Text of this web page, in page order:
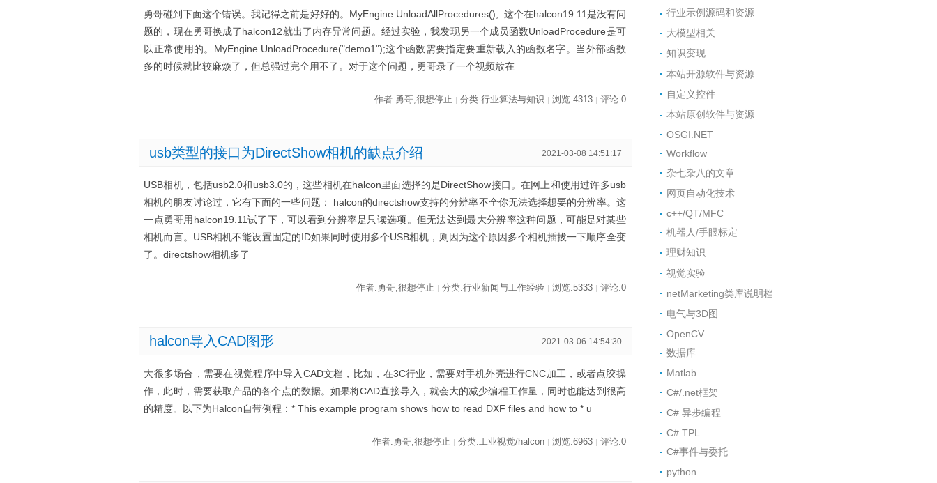
勇哥碰到下面这个错误。我记得之前是好好的。MyEngine.UnloadAllProcedures(); 这个在halcon19.11是没有问
题的，现在勇哥换成了halcon12就出了内存异常问题。经过实验，我发现另一个成员函数UnloadProcedure是可
以正常使用的。MyEngine.UnloadProcedure("demo1");这个函数需要指定要重新载入的函数名字。当外部函数
多的时候就比较麻烦了，但总强过完全用不了。对于这个问题，勇哥录了一个视频放在
作者:勇哥,很想停止 | 分类:行业算法与知识 | 浏览:4313 | 评论:0
usb类型的接口为DirectShow相机的缺点介绍 2021-03-08 14:51:17
USB相机，包括usb2.0和usb3.0的，这些相机在halcon里面选择的是DirectShow接口。在网上和使用过许多usb
相机的朋友讨论过，它有下面的一些问题： halcon的directshow支持的分辨率不全你无法选择想要的分辨率。这
一点勇哥用halcon19.11试了下，可以看到分辨率是只读选项。但无法达到最大分辨率这种问题，可能是对某些
相机而言。USB相机不能设置固定的ID如果同时使用多个USB相机，则因为这个原因多个相机插拔一下顺序全变
了。directshow相机多了
作者:勇哥,很想停止 | 分类:行业新闻与工作经验 | 浏览:5333 | 评论:0
halcon导入CAD图形 2021-03-06 14:54:30
大很多场合，需要在视觉程序中导入CAD文档，比如，在3C行业，需要对手机外壳进行CNC加工，或者点胶操
作，此时，需要获取产品的各个点的数据。如果将CAD直接导入，就会大的减少编程工作量，同时也能达到很高
的精度。以下为Halcon自带例程：* This example program shows how to read DXF files and how to * u
作者:勇哥,很想停止 | 分类:工业视觉/halcon | 浏览:6963 | 评论:0
行业示例源码和资源
大模型相关
知识变现
本站开源软件与资源
自定义控件
本站原创软件与资源
OSGI.NET
Workflow
杂七杂八的文章
网页自动化技术
c++/QT/MFC
机器人/手眼标定
理财知识
视觉实验
netMarketing类库说明档
电气与3D图
OpenCV
数据库
Matlab
C#/.net框架
C# 异步编程
C# TPL
C#事件与委托
python